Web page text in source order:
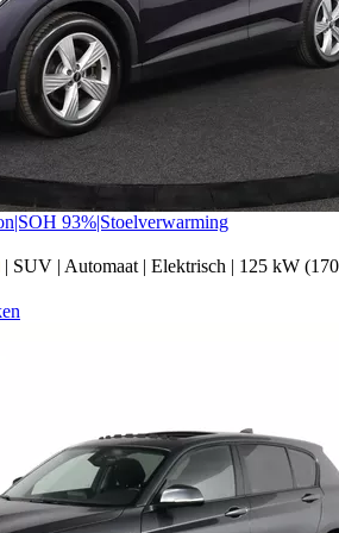
93%|Stoelverwarming
| SUV | Automaat | Elektrisch | 125 kW